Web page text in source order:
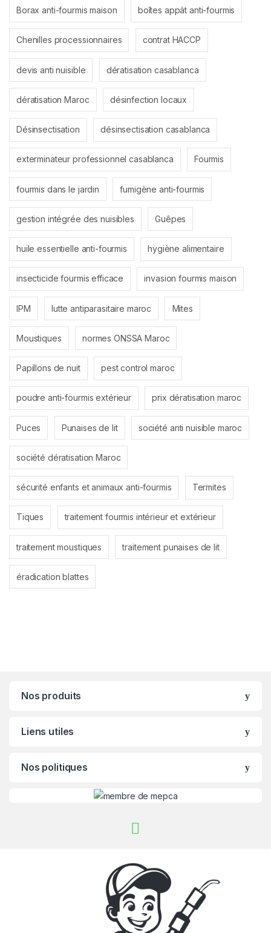
Borax anti-fourmis maison boîtes appât anti-fourmis
Chenilles processionnaires contrat HACCP
devis anti nuisible dératisation casablanca
dératisation Maroc désinfection locaux
Désinsectisation désinsectisation casablanca
exterminateur professionnel casablanca Fourmis
fourmis dans le jardin fumigène anti-fourmis
gestion intégrée des nuisibles Guêpes
huile essentielle anti-fourmis hygiène alimentaire
insecticide fourmis efficace invasion fourmis maison
IPM lutte antiparasitaire maroc Mites
Moustiques normes ONSSA Maroc
Papillons de nuit pest control maroc
poudre anti-fourmis extérieur prix dératisation maroc
Puces Punaises de lit société anti nuisible maroc
société dératisation Maroc
sécurité enfants et animaux anti-fourmis Termites
Tiques traitement fourmis intérieur et extérieur
traitement moustiques traitement punaises de lit
éradication blattes
Nos produits
Liens utiles
Nos politiques